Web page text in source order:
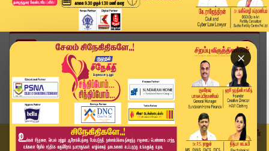
×
Home
தமிழ்நாடு
வேளாண் கண்காட்சி எங்கள் ஆட்சிக்கு சாட்சி: முதல்...